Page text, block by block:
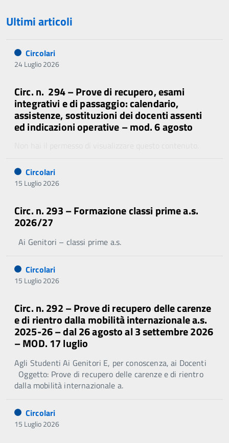
Ultimi articoli
Circolari
24 Luglio 2026
Circ. n. 294 – Prove di recupero, esami
integrativi e di passaggio: calendario,
assistenze, sostituzioni dei docenti assenti
ed indicazioni operative – mod. 6 agosto
Circolari
15 Luglio 2026
Circ. n. 293 – Formazione classi prime a.s.
2026/27
Ai Genitori – classi prime a.s.
Circolari
15 Luglio 2026
Circ. n. 292 – Prove di recupero delle carenze
e di rientro dalla mobilità internazionale a.s.
2025-26 – dal 26 agosto al 3 settembre 2026
– MOD. 17 luglio
Agli Studenti Ai Genitori E, per conoscenza, ai Docenti
Oggetto: Prove di recupero delle carenze e di rientro
dalla mobilità internazionale a.
Circolari
15 Luglio 2026